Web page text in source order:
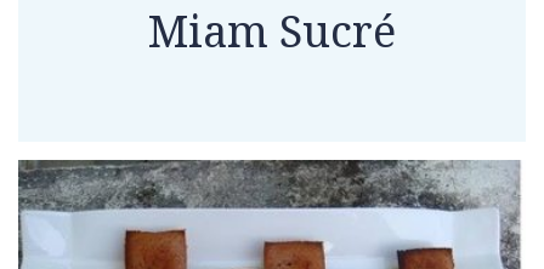
Miam Sucré